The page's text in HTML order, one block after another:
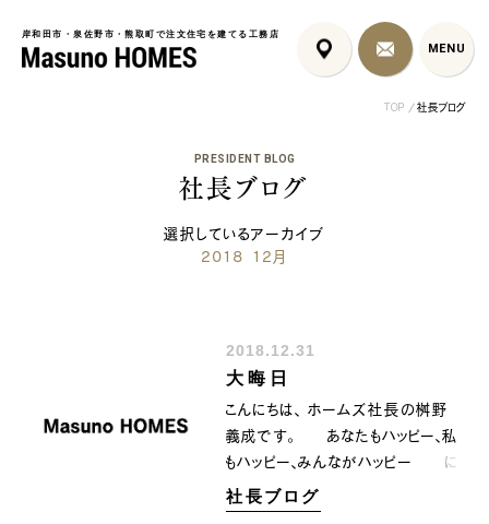
岸和田市・泉佐野市・熊取町で注文住宅を建てる工務店
MENU
MENU
岸和田市・泉佐野市・熊取町で注文住宅を建てる工務店
はじめに
家づくりの流れ
リノベーション
TOP 社長ブログ
PRESIDENT BLOG
社長ブログ
選択しているアーカイブ
2018 12月
2018.12.31
大晦日
こんにちは、 ホームズ社長の桝野
義成です。 あなたもハッピー、私
もハッピー、みんながハッピー に
なるために共に顔晴りましょう。
１２月３１日 大晦日です。 ２
社長ブログ